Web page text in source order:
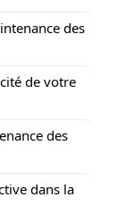
des
de votre
des
dans la